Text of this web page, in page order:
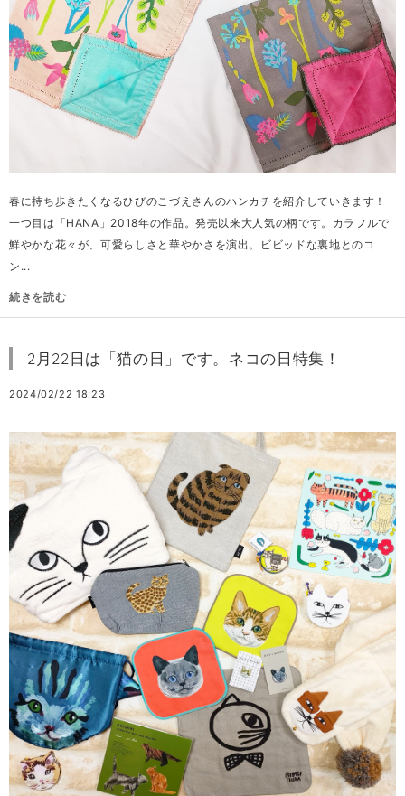
春に持ち歩きたくなるひびのこづえさんのハンカチを紹介していきます！
一つ目は「HANA」2018年の作品。発売以来大人気の柄です。カラフルで
鮮やかな花々が、可愛らしさと華やかさを演出。ビビッドな裏地とのコ
ン...
続きを読む
2月22日は「猫の日」です。ネコの日特集！
2024/02/22 18:23